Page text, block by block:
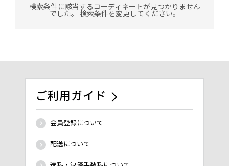
検索条件に該当するコーディネートが見つかりません
でした。 検索条件を変更してください。
ご利用ガイド
会員登録について
配送について